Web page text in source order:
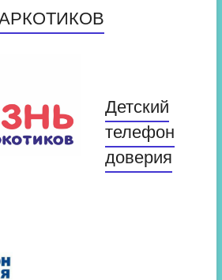
Детский
телефон
доверия